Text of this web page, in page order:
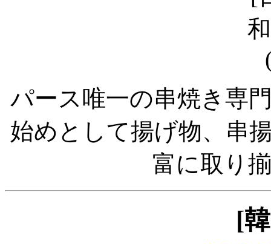
パース唯一の串焼き専
始めとして揚げ物、串
富に取り
[